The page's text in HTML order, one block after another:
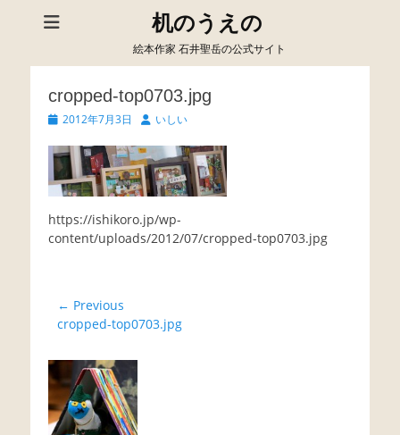
机のうえの
絵本作家 石井聖岳の公式サイト
cropped-top0703.jpg
Posted2012年7月3日 Authorいしい
https://ishikoro.jp/wp-
content/uploads/2012/07/cropped-top0703.jpg
投
稿
ビ
ゲ
ー
← Previous
Previous
cropped-top0703.jpg